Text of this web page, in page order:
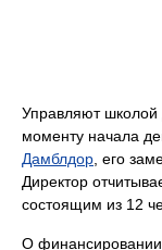
Управляют школой
моменту начала
Дамблдор , его
Директор
состоящим из 12
О